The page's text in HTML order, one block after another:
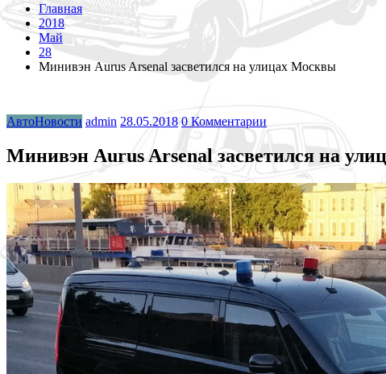
Главная
2018
Май
28
Минивэн Aurus Arsenal засветился на улицах Москвы
АвтоНовости admin 28.05.2018 0 Комментарии
Минивэн Aurus Arsenal засветился на